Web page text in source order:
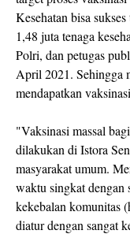
Kesehatan bisa
1,48 juta tenaga
Polri, dan petugas
April 2021. Sehingga
mendapatkan
"Vaksinasi massal
dilakukan di Istora
masyarakat umum.
waktu singkat dengan
kekebalan komunitas
diatur dengan sangat